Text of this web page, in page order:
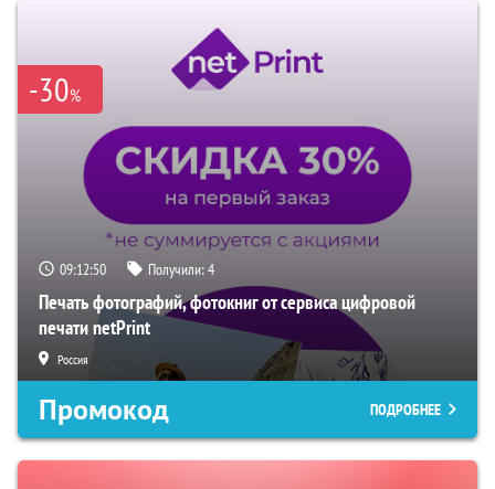
-30%
09:12:49 Получили:4
Печать фотографий, фотокниг от сервиса цифровой
печати netPrint
Россия
Промокод ПОДРОБНЕЕ